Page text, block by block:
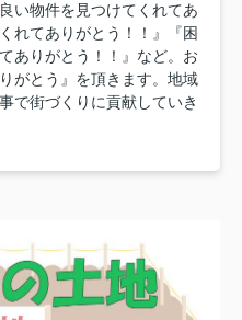
い物件を見つけてくれてあ
れてありがとう！！』『困
ありがとう！！』など。お
がとう』を頂きます。地域
で街づくりに貢献していき